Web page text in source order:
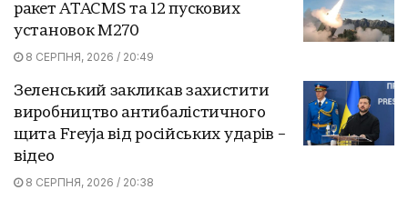
ракет ATACMS та 12 пускових
установок M270
8 СЕРПНЯ, 2026 / 20:49
Зеленський закликав захистити
виробництво антибалістичного
щита Freyja від російських ударів –
відео
8 СЕРПНЯ, 2026 / 20:38